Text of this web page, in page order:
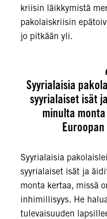
kriisin läikkymistä
pakolaiskriisin
jo pitkään yli.
Syyrialaisia
syyrialaiset isät
minulta
Syyrialaisia
syyrialaiset isät ja
monta kertaa, missä
inhimillisyys. He
tulevaisuuden